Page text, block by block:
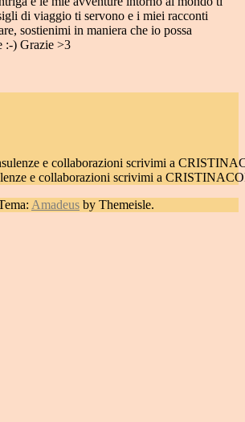
di viaggio ti servono e i miei racconti
sostienimi in maniera che io possa
:-) Grazie >3
e collaborazioni scrivimi a
Amadeus by Themeisle.